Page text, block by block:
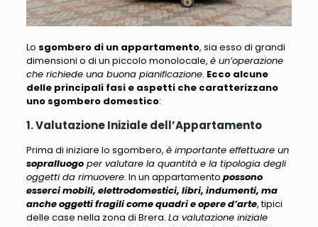
Lo sgombero di un appartamento, sia esso di grandi
dimensioni o di un piccolo monolocale, è un’operazione
che richiede una buona pianificazione. Ecco alcune
delle principali fasi e aspetti che caratterizzano
uno sgombero domestico:
1. Valutazione Iniziale dell’Appartamento
Prima di iniziare lo sgombero, è importante effettuare un
sopralluogoper valutare la quantità e la tipologia degli
oggetti da rimuovere. In un appartamento possono
esserci mobili, elettrodomestici, libri, indumenti, ma
anche oggetti fragili come quadri e opere d’arte, tipici
delle case nella zona di Brera. La valutazione iniziale